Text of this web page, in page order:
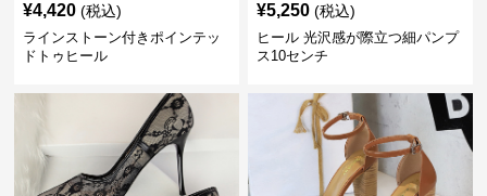
¥4,420 (税込)
ラインストーン付きポインテッ
ドトゥヒール
¥5,250 (税込)
ヒール 光沢感が際立つ細パンプ
ス10センチ